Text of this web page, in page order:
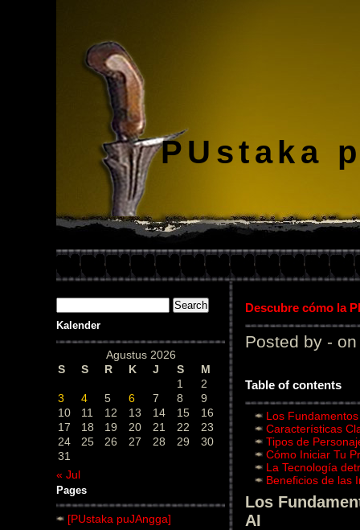
PUstaka
Kalender
Agustus 2026
S
S R K J S
M
1
2
3
4 5 6 7 8
9
10
11 12 13 14 15
16
17
18 19 20 21 22
23
24
25 26 27 28 29
30
31
« Jul
Pages
[PUstaka puJAngga]
Descubre cómo la
Posted by - on
Table of contents
Los
Características
Tipos de
Cómo Iniciar Tu
La Tecnología
Beneficios de las
Los
AI